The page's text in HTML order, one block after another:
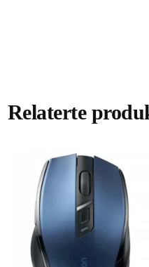
Relaterte